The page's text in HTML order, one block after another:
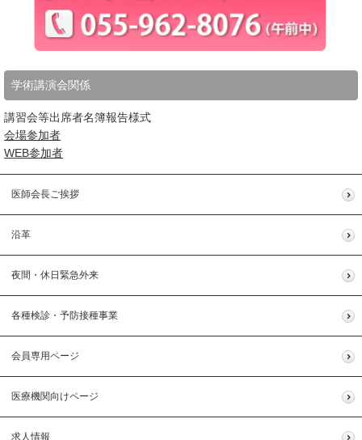
学術講演会関係
講習会等出席者名簿報告様式
会場参加者
WEB参加者
医師会長ご挨拶
沿革
夜間・休日緊急外来
各種検診・予防接種事業
会員専用ページ
医療機関向けページ
求人情報